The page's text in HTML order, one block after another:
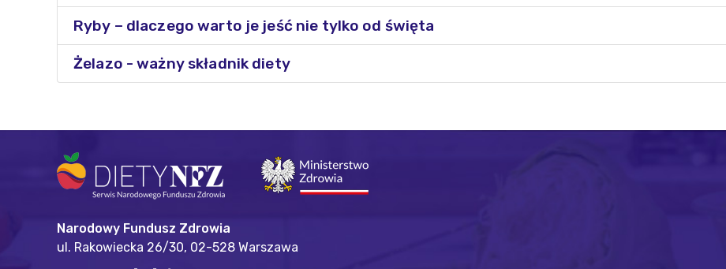
Ryby – dlaczego warto je jeść nie tylko od święta
Żelazo - ważny składnik diety
Narodowy Fundusz Zdrowia
ul. Rakowiecka 26/30, 02-528 Warszawa